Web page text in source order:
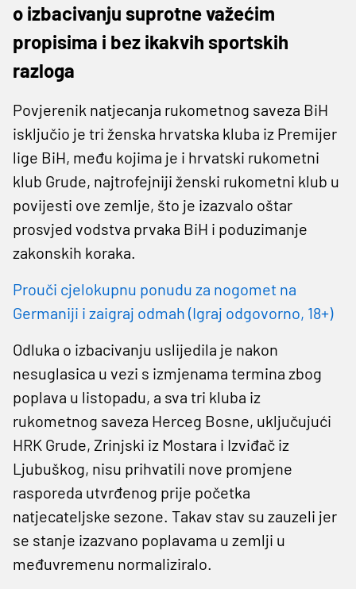
o izbacivanju suprotne važećim
propisima i bez ikakvih sportskih
razloga
Povjerenik natjecanja rukometnog saveza BiH
isključio je tri ženska hrvatska kluba iz Premijer
lige BiH, među kojima je i hrvatski rukometni
klub Grude, najtrofejniji ženski rukometni klub u
povijesti ove zemlje, što je izazvalo oštar
prosvjed vodstva prvaka BiH i poduzimanje
zakonskih koraka.
Prouči cjelokupnu ponudu za nogomet na
Germaniji i zaigraj odmah (Igraj odgovorno, 18+)
Odluka o izbacivanju uslijedila je nakon
nesuglasica u vezi s izmjenama termina zbog
poplava u listopadu, a sva tri kluba iz
rukometnog saveza Herceg Bosne, uključujući
HRK Grude, Zrinjski iz Mostara i Izviđač iz
Ljubuškog, nisu prihvatili nove promjene
rasporeda utvrđenog prije početka
natjecateljske sezone. Takav stav su zauzeli jer
se stanje izazvano poplavama u zemlji u
međuvremenu normaliziralo.